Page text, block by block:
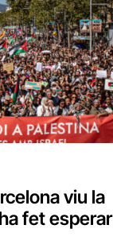
viu la
fet esperar